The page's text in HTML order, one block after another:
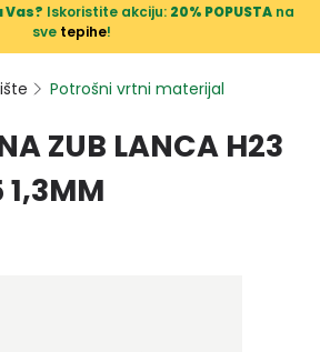
Vas? Iskoristite akciju: 20% POPUSTAna
sve tepihe!
Potrošni vrtni materijal
ZUB LANCA H23
1,3MM